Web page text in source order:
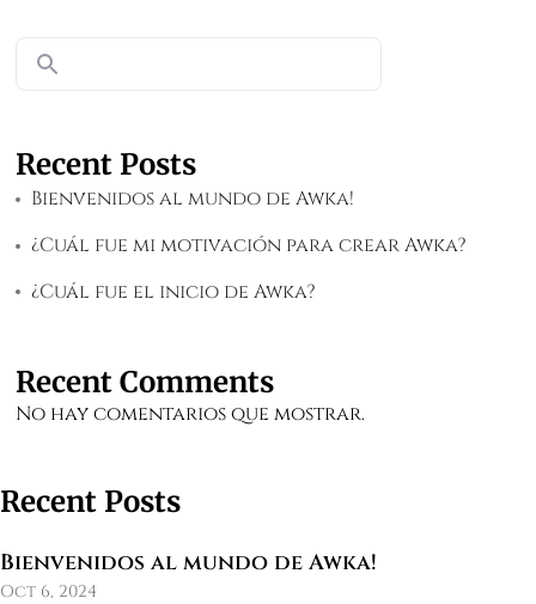
Recent Posts
Bienvenidos al mundo de Awka!
¿Cuál fue mi motivación para crear Awka?
¿Cuál fue el inicio de Awka?
Recent Comments
No hay comentarios que mostrar.
Recent Posts
Bienvenidos al mundo de Awka!
Oct 6, 2024